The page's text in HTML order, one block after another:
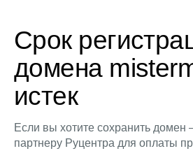
Срок
домена
истек
Если вы хотите сохранить домен
партнеру Руцентра для оплаты